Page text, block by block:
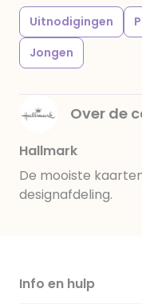
Uitnodigingen
Jongen
Over de
Hallmark
De mooiste
designafdeling.
Info en hulp